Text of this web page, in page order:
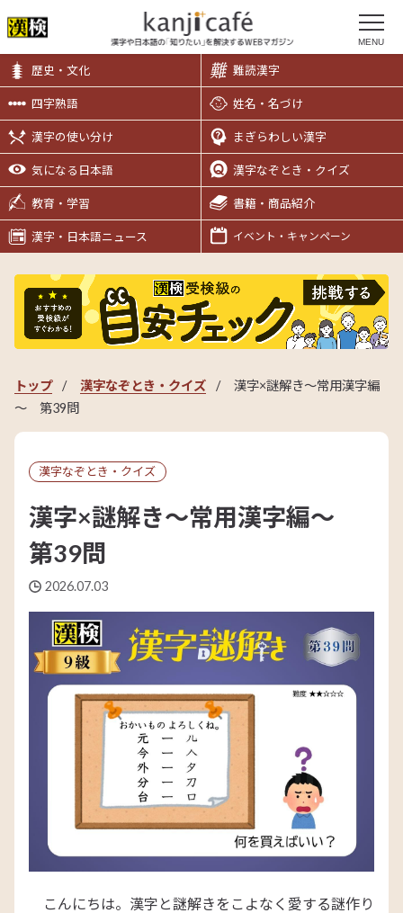
MENU
歴史・文化 難読漢字
四字熟語 姓名・名づけ
漢字の使い分け まぎらわしい漢字
気になる日本語 漢字なぞとき・クイズ
教育・学習 書籍・商品紹介
漢字・日本語ニュース イベント・キャンペーン
トップ 漢字なぞとき・クイズ
漢字×謎解き～常用漢字編
～ 第39問
漢字なぞとき・クイズ
漢字×謎解き～常用漢字編～
第39問
2026.07.03
こんにちは。漢字と謎解きをこよなく愛する謎作り